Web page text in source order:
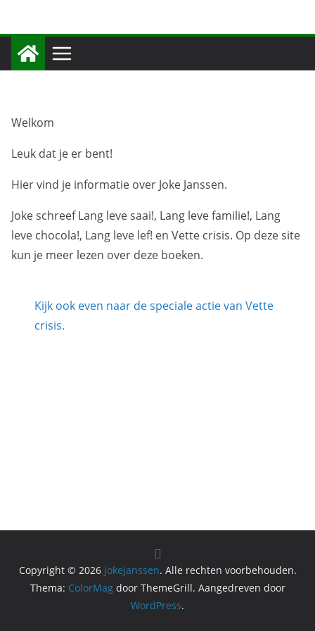
inhoud
Welkom
Leuk dat je er bent!
Hier vind je informatie over Joke Janssen.
Joke schreef Lang leve saai!, Lang leve familie!, Lang
leve chocola!, Lang leve lef! en Vette crisis. Op deze site
kun je meer lezen over deze boeken.
Kijk ook even naar de speciale actie van Vette
crisis.
Copyright © 2026 jokejanssen. Alle rechten voorbehouden.
Thema: ColorMagdoor ThemeGrill. Aangedreven door
WordPress.